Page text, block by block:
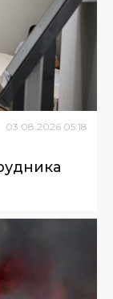
03.08.2026 05:18